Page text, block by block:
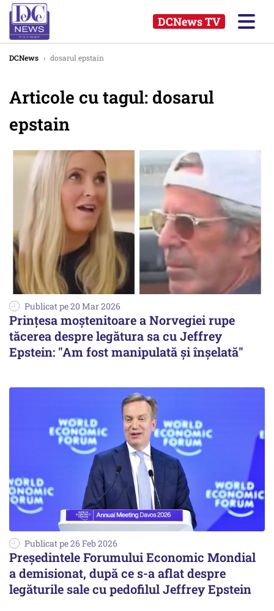
DCNews TV
DCNews › dosarul epstain
Articole cu tagul: dosarul
epstain
Publicat pe 20 Mar 2026
Prințesa moștenitoare a Norvegiei rupe
tăcerea despre legătura sa cu Jeffrey
Epstein: "Am fost manipulată și înșelată"
Publicat pe 26 Feb 2026
Preşedintele Forumului Economic Mondial
a demisionat, după ce s-a aflat despre
legăturile sale cu pedofilul Jeffrey Epstein